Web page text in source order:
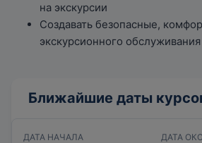
на экскурсии
Создавать безопасные,
экскурсионного обслуживания
Ближайшие даты
ДАТА НАЧАЛА ДАТА